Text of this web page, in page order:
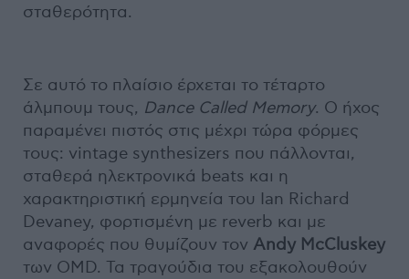
σταθερότητα.
Σε αυτό το πλαίσιο έρχεται το τέταρτο
άλμπουμ τους, Dance Called Memory. Ο ήχος
παραμένει πιστός στις μέχρι τώρα φόρμες
τους: vintage synthesizers που πάλλονται,
σταθερά ηλεκτρονικά beats και η
χαρακτηριστική ερμηνεία του Ian Richard
Devaney, φορτισμένη με reverb και με
αναφορές που θυμίζουν τον Andy McCluskey
των OMD. Τα τραγούδια του εξακολουθούν